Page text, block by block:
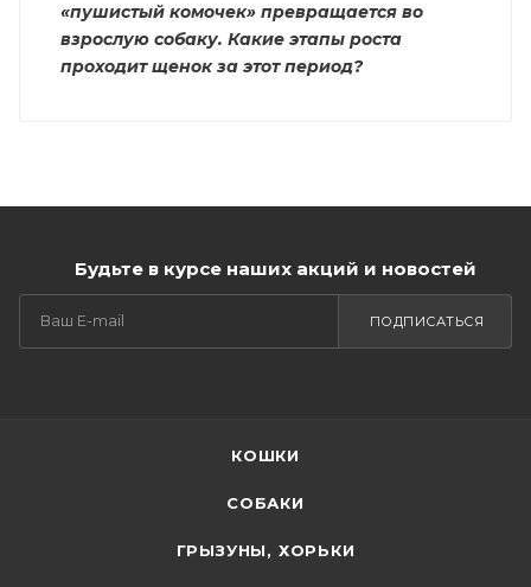
«пушистый комочек» превращается во
взрослую собаку. Какие этапы роста
проходит щенок за этот период?
Будьте в курсе наших акций и новостей
ПОДПИСАТЬСЯ
КОШКИ
СОБАКИ
ГРЫЗУНЫ, ХОРЬКИ